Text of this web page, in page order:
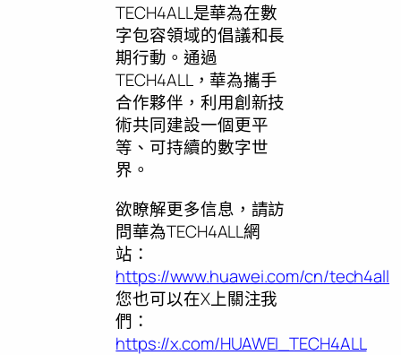
TECH4ALL是華為在數
字包容領域的倡議和長
期行動。通過
TECH4ALL，華為攜手
合作夥伴，利用創新技
術共同建設一個更平
等、可持續的數字世
界。
欲瞭解更多信息，請訪
問華為TECH4ALL網
站：
https://www.huawei.com/cn/tech4all
您也可以在X上關注我
們：
https://x.com/HUAWEI_TECH4ALL